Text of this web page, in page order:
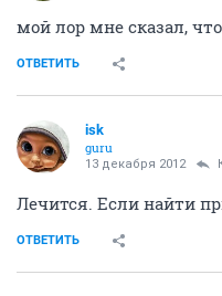
мой лор мне сказал,
ОТВЕТИТЬ
isk
guru
13 декабря 2012
Лечится. Если найти
ОТВЕТИТЬ